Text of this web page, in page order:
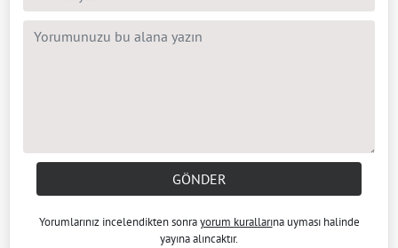
GÖNDER
Yorumlarınız incelendikten sonrayorum kurallarına uyması halinde
yayına alıncaktır.